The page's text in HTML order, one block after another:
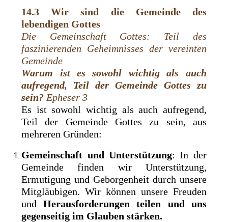
14.3 Wir sind die Gemeinde des
lebendigen Gottes
Die Gemeinschaft Gottes: Teil des
faszinierenden Geheimnisses der vereinten
Gemeinde
Warum ist es sowohl wichtig als auch
aufregend, Teil der Gemeinde Gottes zu
sein? Epheser 3
Es ist sowohl wichtig als auch aufregend,
Teil der Gemeinde Gottes zu sein, aus
mehreren Gründen:
Gemeinschaft und Unterstützung: In der
Gemeinde finden wir Unterstützung,
Ermutigung und Geborgenheit durch unsere
Mitgläubigen. Wir können unsere Freuden
undHerausforderungen teilen und uns
gegenseitig im Glauben stärken.